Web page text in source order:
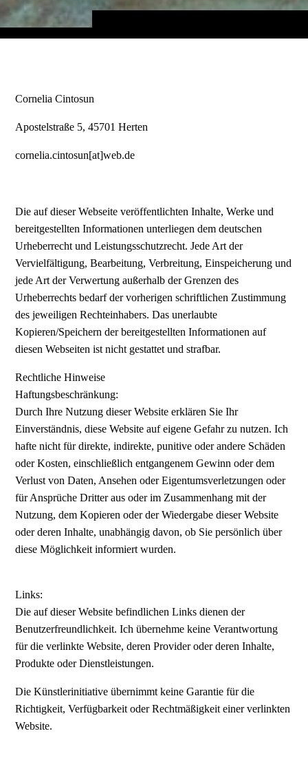
Cornelia Cintosun
Apostelstraße 5, 45701 Herten
cornelia.cintosun[at]web.de
Die auf dieser Webseite veröffentlichten Inhalte, Werke und
bereitgestellten Informationen unterliegen dem deutschen
Urheberrecht und Leistungsschutzrecht. Jede Art der
Vervielfältigung, Bearbeitung, Verbreitung, Einspeicherung und
jede Art der Verwertung außerhalb der Grenzen des
Urheberrechts bedarf der vorherigen schriftlichen Zustimmung
des jeweiligen Rechteinhabers. Das unerlaubte
Kopieren/Speichern der bereitgestellten Informationen auf
diesen Webseiten ist nicht gestattet und strafbar.
Rechtliche Hinweise
Haftungsbeschränkung:
Durch Ihre Nutzung dieser Website erklären Sie Ihr
Einverständnis, diese Website auf eigene Gefahr zu nutzen. Ich
hafte nicht für direkte, indirekte, punitive oder andere Schäden
oder Kosten, einschließlich entgangenem Gewinn oder dem
Verlust von Daten, Ansehen oder Eigentumsverletzungen oder
für Ansprüche Dritter aus oder im Zusammenhang mit der
Nutzung, dem Kopieren oder der Wiedergabe dieser Website
oder deren Inhalte, unabhängig davon, ob Sie persönlich über
diese Möglichkeit informiert wurden.
Links:
Die auf dieser Website befindlichen Links dienen der
Benutzerfreundlichkeit. Ich übernehme keine Verantwortung
für die verlinkte Website, deren Provider oder deren Inhalte,
Produkte oder Dienstleistungen.
Die Künstlerinitiative übernimmt keine Garantie für die
Richtigkeit, Verfügbarkeit oder Rechtmäßigkeit einer verlinkten
Website.